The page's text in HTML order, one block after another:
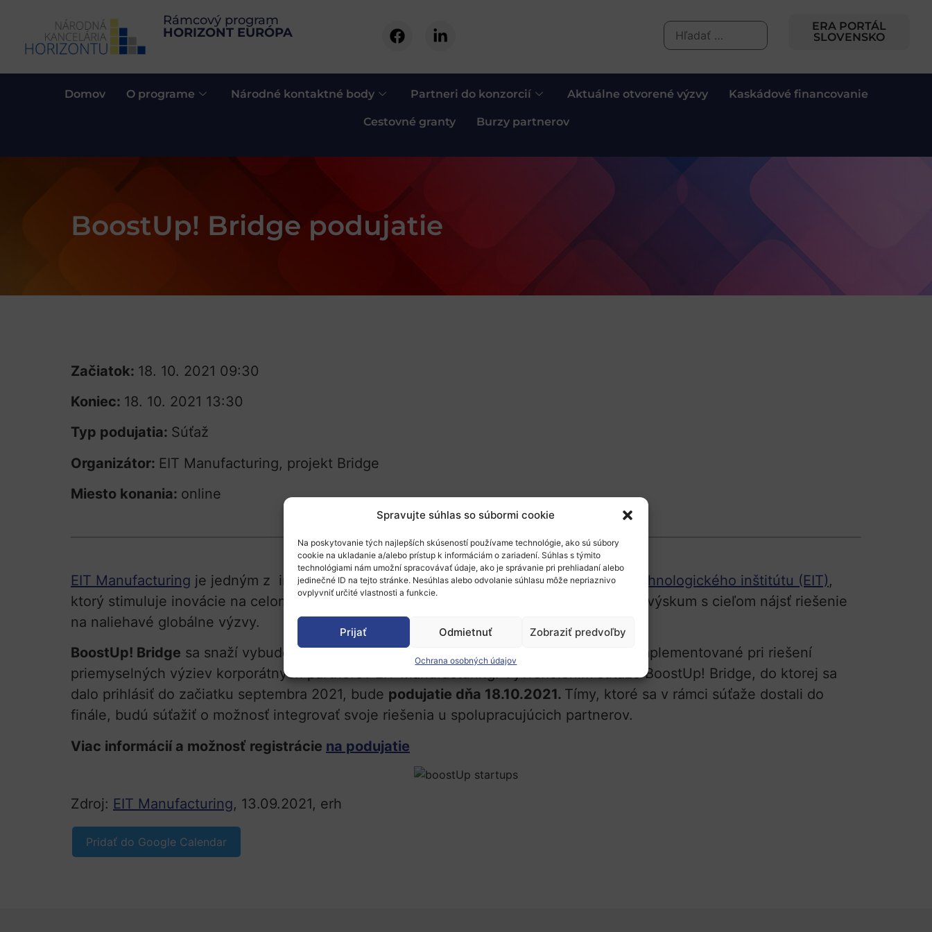
Spravujte súhlas so súbormi cookie
Na poskytovanie tých najlepších skúseností používame technológie, ako sú súbory
cookie na ukladanie a/alebo prístup k informáciám o zariadení. Súhlas s týmito
technológiami nám umožní spracovávať údaje, ako je správanie pri prehliadaní alebo
jedinečné ID na tejto stránke. Nesúhlas alebo odvolanie súhlasu môže nepriaznivo
ovplyvniť určité vlastnosti a funkcie.
Prijať Odmietnuť Zobraziť predvoľby
Ochrana osobných údajov
Rámcový program
HORIZONT EURÓPA
ERA PORTÁL
SLOVENSKO
Domov O programe Národné kontaktné body Partneri do konzorcií Aktuálne otvorené výzvy Kaskádové financovanie
Cestovné granty Burzy partnerov
BoostUp! Bridge podujatie
Začiatok: 18. 10. 2021 09:30
Koniec: 18. 10. 2021 13:30
Typ podujatia: Súťaž
Organizátor: EIT Manufacturing, projekt Bridge
Miesto konania: online
EIT Manufacturing je jedným z inovačných spoločenstievEurópskeho inovačného a technologického inštitútu (EIT),
ktorý stimuluje inovácie na celom území Európy tým, že prepája podniky, vzdelávanie a výskum s cieľom nájsť riešenie
na naliehavé globálne výzvy.
BoostUp! Bridge sa snaží vybudovať mosty pre technológie startupov, ktoré majú byť implementované pri riešení
priemyselných výziev korporátnych partnerov EIT Manufacturing. Vyvrcholením súťaže BoostUp! Bridge, do ktorej sa
dalo prihlásiť do začiatku septembra 2021, bude podujatie dňa 18.10.2021. Tímy, ktoré sa v rámci súťaže dostali do
finále, budú súťažiť o možnosť integrovať svoje riešenia u spolupracujúcich partnerov.
Viac informácií a možnosť registrácie na podujatie
Zdroj: EIT Manufacturing, 13.09.2021, erh
Pridať do Google Calendar